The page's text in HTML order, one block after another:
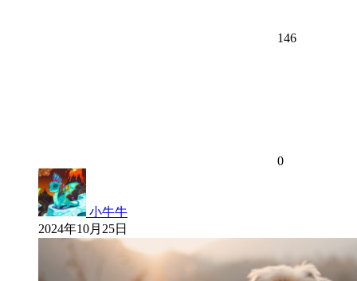
146
0
小牛牛
2024年10月25日